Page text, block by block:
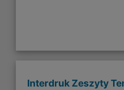
Interdruk Zeszyty